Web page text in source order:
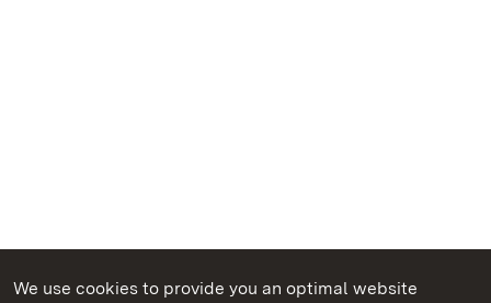
We use cookies to provide you an optimal website